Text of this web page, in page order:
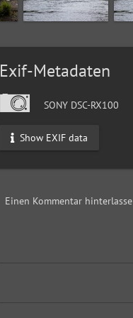
Exif-Metadaten
SONY DSC-RX100
Show EXIF data
Einen Kommentar